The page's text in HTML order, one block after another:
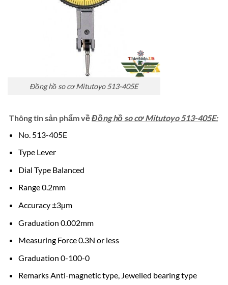
Đồng hồ so cơ Mitutoyo 513-405E
Thông tin sản phẩm vềĐồng hồ so cơ Mitutoyo 513-405E:
No. 513-405E
Type Lever
Dial Type Balanced
Range0.2mm
Accuracy±3µm
Graduation 0.002mm
Measuring Force0.3N or less
Graduation 0-100-0
RemarksAnti-magnetic type, Jewelled bearing type